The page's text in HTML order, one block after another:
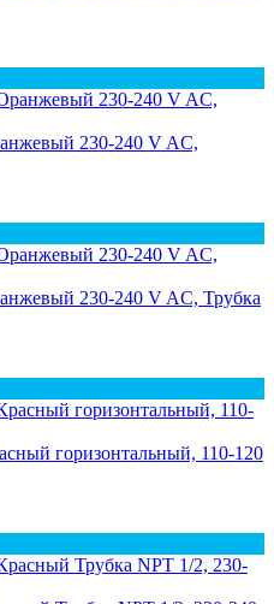
230-240 V AC,
230-240 V AC, Трубка
горизонтальный, 110-120